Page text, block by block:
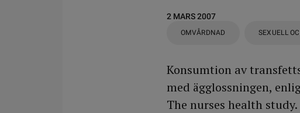
2 MARS 2007
OMVÅRDNAD SEXUELL
Konsumtion av
med ägglossningen,
The nurses health study.